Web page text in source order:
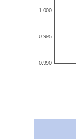
0.990
0.995
1.000